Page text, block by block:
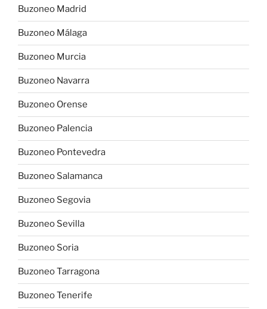
Buzoneo Madrid
Buzoneo Málaga
Buzoneo Murcia
Buzoneo Navarra
Buzoneo Orense
Buzoneo Palencia
Buzoneo Pontevedra
Buzoneo Salamanca
Buzoneo Segovia
Buzoneo Sevilla
Buzoneo Soria
Buzoneo Tarragona
Buzoneo Tenerife